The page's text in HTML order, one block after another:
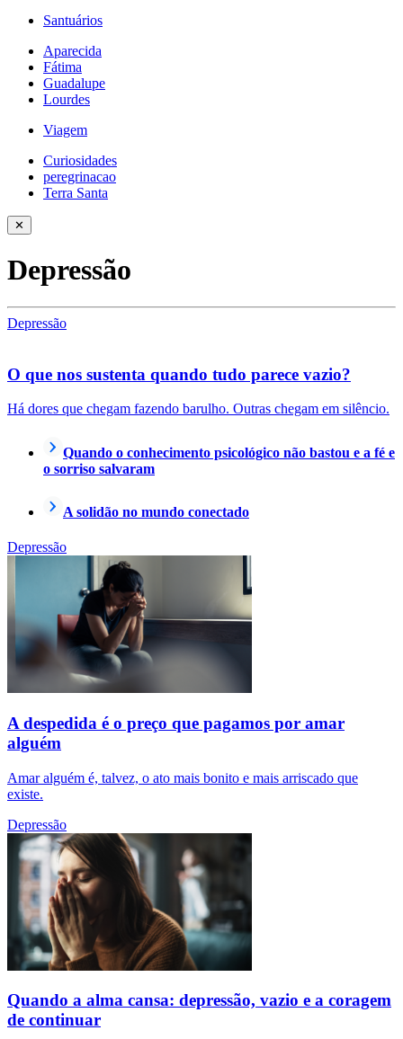
Santuários
Aparecida
Fátima
Guadalupe
Lourdes
Viagem
Curiosidades
peregrinacao
Terra Santa
✕
Depressão
Depressão
O que nos sustenta quando tudo parece vazio?
Há dores que chegam fazendo barulho. Outras chegam em silêncio.
Quando o conhecimento psicológico não bastou e a fé e
o sorriso salvaram
A solidão no mundo conectado
Depressão
A despedida é o preço que pagamos por amar
alguém
Amar alguém é, talvez, o ato mais bonito e mais arriscado que
existe.
Depressão
Quando a alma cansa: depressão, vazio e a coragem
de continuar